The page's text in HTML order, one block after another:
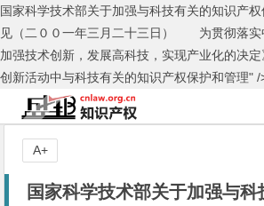
国家科学技术部关于加强与科技有关的知识产
见（二００一年三月二十三日） 为贯彻落实
加强技术创新，发展高科技，实现产业化的决
创新活动中与科技有关的知识产权保护和管理" /
国家科学技术部关于加强与科
A+